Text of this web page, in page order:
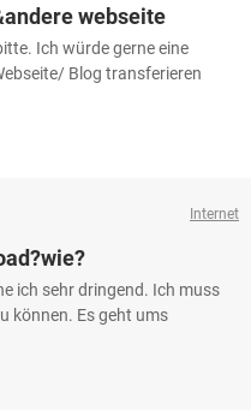
HARDWARE webseite
Ich würde gerne eine
Blog transferieren
Internet
ich sehr dringend. Ich muss
können. Es geht ums